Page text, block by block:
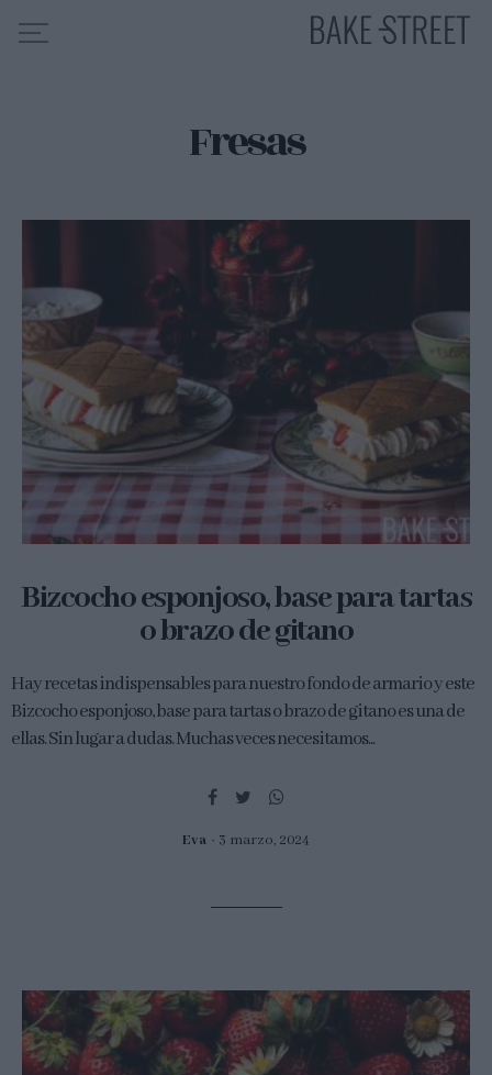
SOBRE MÍ
CONTACTO
Fresas
Bizcocho esponjoso, base para tartas
o brazo de gitano
Hay recetas indispensables para nuestro fondo de armario y este
Bizcocho esponjoso, base para tartas o brazo de gitano es una de
ellas. Sin lugar a dudas. Muchas veces necesitamos...
Eva 3 marzo, 2024